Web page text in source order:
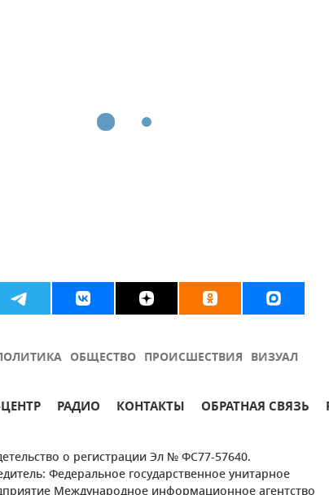
ОБЩЕСТВО ПРОИСШЕСТВИЯ ВИЗУАЛ
РАДИО КОНТАКТЫ ОБРАТНАЯ СВЯЗЬ
о регистрации Эл № ФС77-57640.
Федеральное государственное унитарное